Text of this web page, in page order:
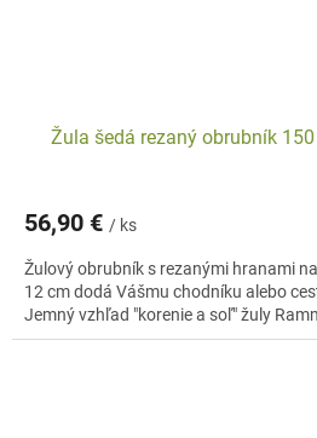
Žula šedá rezaný obrubník
56,90 € / ks
Žulový obrubník s rezanými hranami
12 cm dodá Vášmu chodníku alebo
Jemný vzhľad "korenie a soľ" žuly